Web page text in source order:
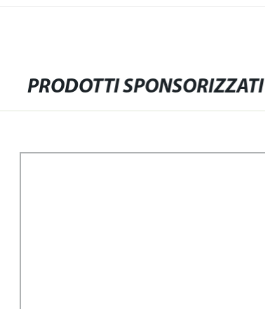
PRODOTTI SPONSORIZZATI